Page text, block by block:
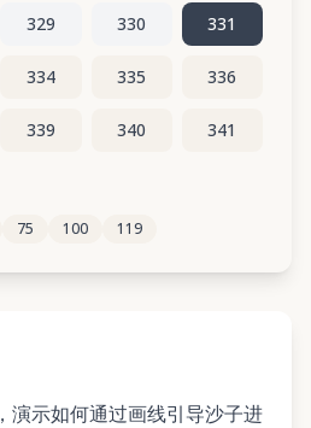
329 330 331
334 335 336
339 340 341
349 350
75 100 119
演示如何通过画线引导沙子进